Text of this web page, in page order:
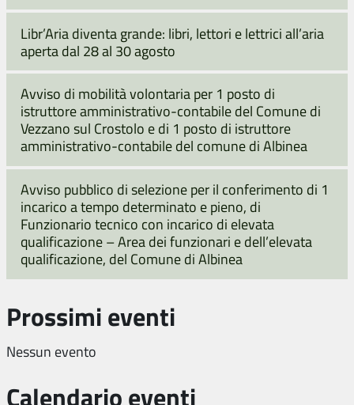
Libr’Aria diventa grande: libri, lettori e lettrici all’aria
aperta dal 28 al 30 agosto
Avviso di mobilità volontaria per 1 posto di
istruttore amministrativo-contabile del Comune di
Vezzano sul Crostolo e di 1 posto di istruttore
amministrativo-contabile del comune di Albinea
Avviso pubblico di selezione per il conferimento di 1
incarico a tempo determinato e pieno, di
Funzionario tecnico con incarico di elevata
qualificazione – Area dei funzionari e dell’elevata
qualificazione, del Comune di Albinea
Prossimi eventi
Nessun evento
Calendario eventi